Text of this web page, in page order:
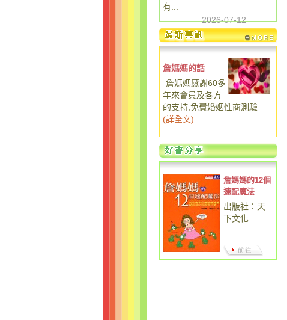
有...
2026-07-12
詹媽媽的話
詹媽媽感謝60多
年來會員及各方
的支持,免費婚姻性商測驗
(詳全文)
詹媽媽的12個
速配魔法
出版社：天
下文化